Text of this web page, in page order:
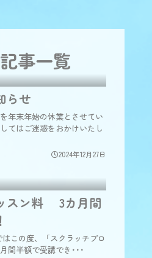
記事一覧
らせ
2024年12月27日
年末年始の休業とさせてい
てはご迷惑をおかけいたし
スン料 3カ月間
はこの度、「スクラッチプロ
間半額で受講でき･･･